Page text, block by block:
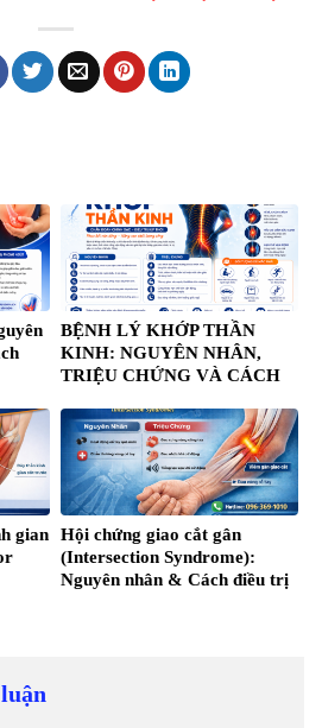
BỆNH LÝ KHỚP THẦN
KINH: NGUYÊN NHÂN,
TRIỆU CHỨNG VÀ CÁCH
gian
Hội chứng giao cắt gân
(Intersection Syndrome):
Nguyên nhân & Cách điều trị